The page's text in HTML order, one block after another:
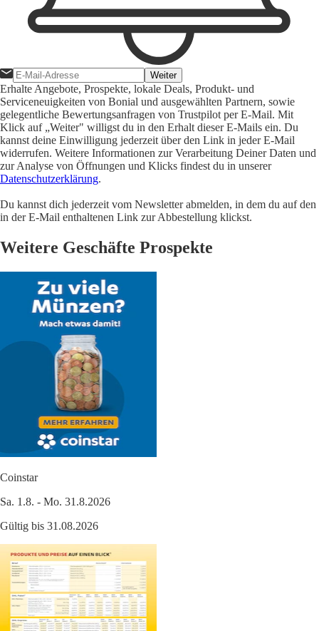
Weiter
Erhalte Angebote, Prospekte, lokale Deals, Produkt- und
Serviceneuigkeiten von Bonial und ausgewählten Partnern, sowie
gelegentliche Bewertungsanfragen von Trustpilot per E-Mail. Mit
Klick auf „Weiter" willigst du in den Erhalt dieser E-Mails ein. Du
kannst deine Einwilligung jederzeit über den Link in jeder E-Mail
widerrufen. Weitere Informationen zur Verarbeitung Deiner Daten und
zur Analyse von Öffnungen und Klicks findest du in unserer
Datenschutzerklärung.
Du kannst dich jederzeit vom Newsletter abmelden, in dem du auf den
in der E-Mail enthaltenen Link zur Abbestellung klickst.
Weitere Geschäfte Prospekte
Coinstar
Sa. 1.8. - Mo. 31.8.2026
Gültig bis 31.08.2026